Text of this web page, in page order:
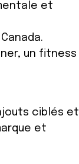
et
un fitness
ciblés et
et